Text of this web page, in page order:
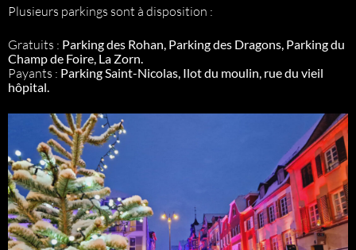
Plusieurs parkings sont à disposition :
Gratuits : Parking des Rohan, Parking des Dragons, Parking du
Champ de Foire, La Zorn.
Payants : Parking Saint-Nicolas, Ilot du moulin, rue du vieil
hôpital.